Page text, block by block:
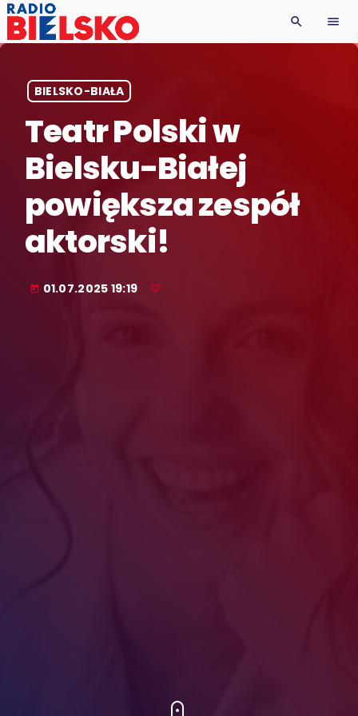
search menu
BIELSKO-BIAŁA
Teatr Polski w
Bielsku-Białej
powiększa zespół
aktorski!
today 01.07.2025 19:19